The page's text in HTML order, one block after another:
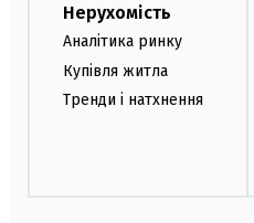
Нерухомість
Аналітика ринку
Купівля житла
Тренди і натхнення